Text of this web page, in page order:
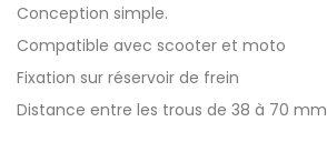
Conception simple.
Compatible avec scooter et moto
Fixation sur réservoir de frein
Distance entre les trous de 38 à 70 mm